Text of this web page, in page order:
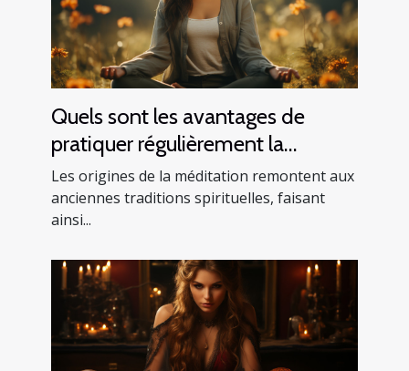
Quels sont les avantages de
pratiquer régulièrement la
méditation ?
Les origines de la méditation remontent aux
anciennes traditions spirituelles, faisant
ainsi...